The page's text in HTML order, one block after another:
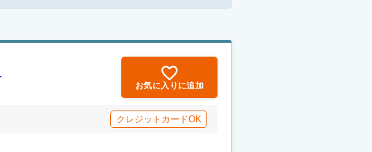
お気に入りに追加
クレジットカードOK